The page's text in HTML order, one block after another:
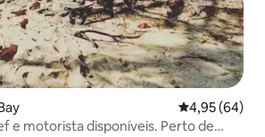
4,95 de uma
4,95 (64)
e motorista disponíveis. Perto de